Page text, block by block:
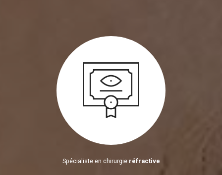
Spécialiste en chirurgie réfractive